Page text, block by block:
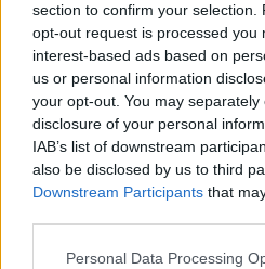
section to confirm your selection.
opt-out request is processed you
interest-based ads based on
us or personal information
your opt-out. You may
disclosure of your personal
IAB’s list of downstream
also be disclosed by us to third
Downstream Participants that
Personal Data Processing
Στέφανος Τσιτσιπάς
Τζόκοβιτς Νόβακ Νόβακ
Τσιτσιπάς-Τζόκοβιτς
COMMENTS